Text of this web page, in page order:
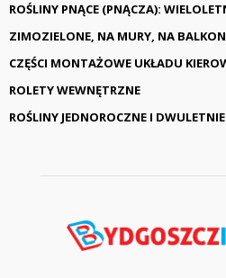
ROŚLINY PNĄCE (PNĄCZA):
ZIMOZIELONE, NA MURY, NA
CZĘŚCI MONTAŻOWE UKŁADU
ROLETY WEWNĘTRZNE
ROŚLINY JEDNOROCZNE I DWULETNIE